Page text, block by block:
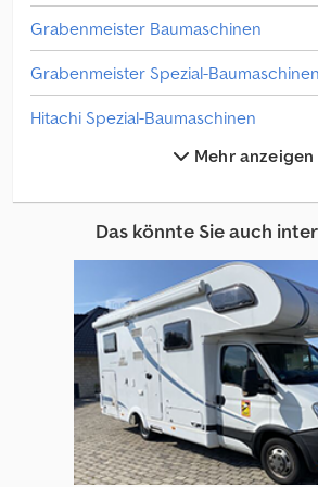
Grabenmeister Baumaschinen
Grabenmeister Spezial-Baumaschinen
Hitachi Spezial-Baumaschinen
Hydrema Spezial-Baumaschinen
Magni Spezial-Baumaschinen
Metso Spezial-Baumaschinen
Montabert Spezial-Baumaschinen
Neuson Spezial-Baumaschinen
Neuson Z Baumaschinen
Putzmeister Baumaschinen
Mehr anzeigen
Das könnte Sie auch